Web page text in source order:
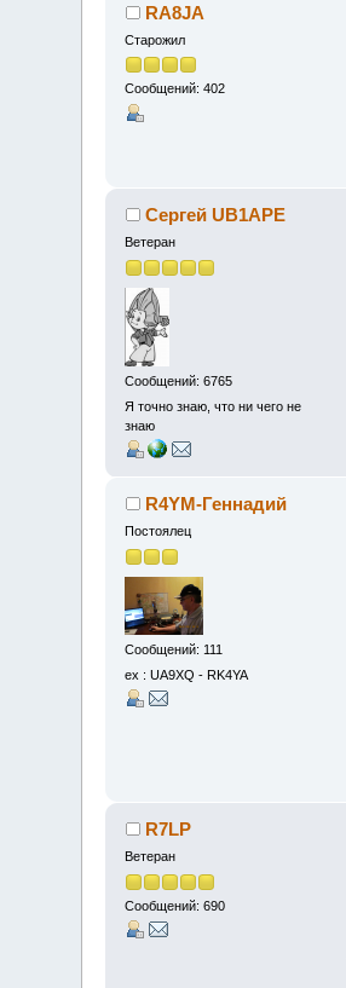
RA8JA
Старожил
Сообщений: 402
Сергей UB1APE
Ветеран
Сообщений: 6765
Я точно знаю, что ни чего не
знаю
R4YM-Геннадий
Постоялец
Сообщений: 111
ex : UA9XQ - RK4YA
R7LP
Ветеран
Сообщений: 690